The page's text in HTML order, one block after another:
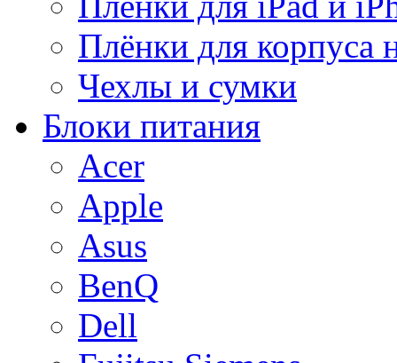
Плёнки для корпуса
Чехлы и сумки
Блоки питания
Acer
Apple
Asus
BenQ
Dell